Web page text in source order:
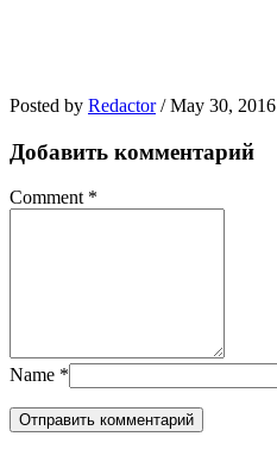
Posted by Redactor / May 30, 2016
Добавить комментарий
Comment *
Name *